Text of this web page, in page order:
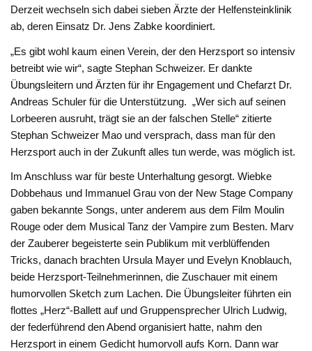
Derzeit wechseln sich dabei sieben Ärzte der Helfensteinklinik
ab, deren Einsatz Dr. Jens Zabke koordiniert.
„Es gibt wohl kaum einen Verein, der den Herzsport so intensiv
betreibt wie wir“, sagte Stephan Schweizer. Er dankte
Übungsleitern und Ärzten für ihr Engagement und Chefarzt Dr.
Andreas Schuler für die Unterstützung. „Wer sich auf seinen
Lorbeeren ausruht, trägt sie an der falschen Stelle“ zitierte
Stephan Schweizer Mao und versprach, dass man für den
Herzsport auch in der Zukunft alles tun werde, was möglich ist.
Im Anschluss war für beste Unterhaltung gesorgt. Wiebke
Dobbehaus und Immanuel Grau von der New Stage Company
gaben bekannte Songs, unter anderem aus dem Film Moulin
Rouge oder dem Musical Tanz der Vampire zum Besten. Marv
der Zauberer begeisterte sein Publikum mit verblüffenden
Tricks, danach brachten Ursula Mayer und Evelyn Knoblauch,
beide Herzsport-Teilnehmerinnen, die Zuschauer mit einem
humorvollen Sketch zum Lachen. Die Übungsleiter führten ein
flottes „Herz“-Ballett auf und Gruppensprecher Ulrich Ludwig,
der federführend den Abend organisiert hatte, nahm den
Herzsport in einem Gedicht humorvoll aufs Korn. Dann war